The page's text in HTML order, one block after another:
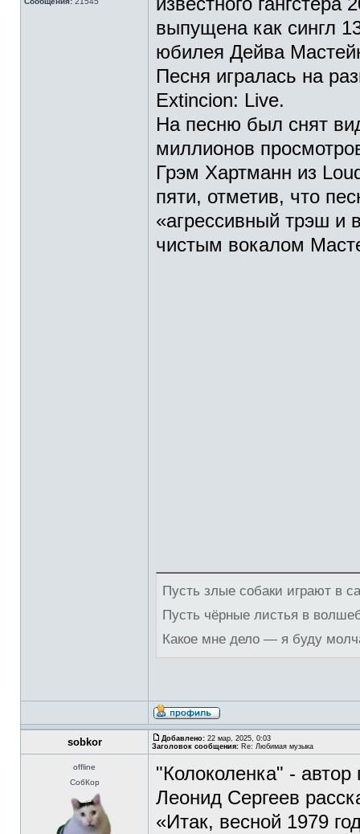
выпущена как сингл
юбилея Дейва
Песня игралась на
Extincion: Live.
На песню был снят
миллионов
Грэм Хартманн из
пяти, отметив, что
«агрессивный трэш и
чистым вокалом
Пусть злые собаки играют в
Пусть чёрные листья в
Какое мне дело — я буду
sobkor Добавлено: 22 мар, 2025, 0:03
Заголовок сообщения: Re: Любимая музыка
offline
СобКор
"Колоколенка" -
Леонид Сергеев
«Итак, весной 1979